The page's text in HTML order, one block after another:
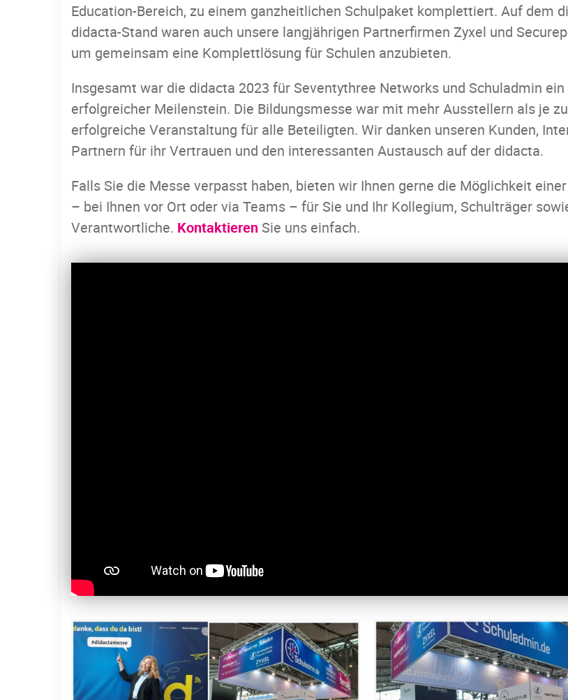
Education-Bereich, zu einem ganzheitlichen Schulpaket komplettiert. Auf dem
didacta-Stand waren auch unsere langjährigen Partnerfirmen Zyxel und
um gemeinsam eine Komplettlösung für Schulen anzubieten.
Insgesamt war die didacta 2023 für Seventythree Networks und Schuladmin
erfolgreicher Meilenstein. Die Bildungsmesse war mit mehr Ausstellern als je
erfolgreiche Veranstaltung für alle Beteiligten. Wir danken unseren Kunden,
Partnern für ihr Vertrauen und den interessanten Austausch auf der didacta.
Falls Sie die Messe verpasst haben, bieten wir Ihnen gerne die Möglichkeit
– bei Ihnen vor Ort oder via Teams – für Sie und Ihr Kollegium, Schulträger
Verantwortliche. Kontaktieren Sie uns einfach.